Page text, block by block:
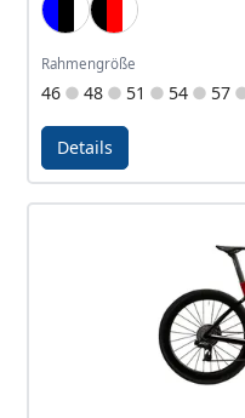
Blue, Black, White
Black, Red, White
Rahmengröße
46 48 51 54 57
Details